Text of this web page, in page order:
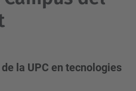
la UPC en tecnologies